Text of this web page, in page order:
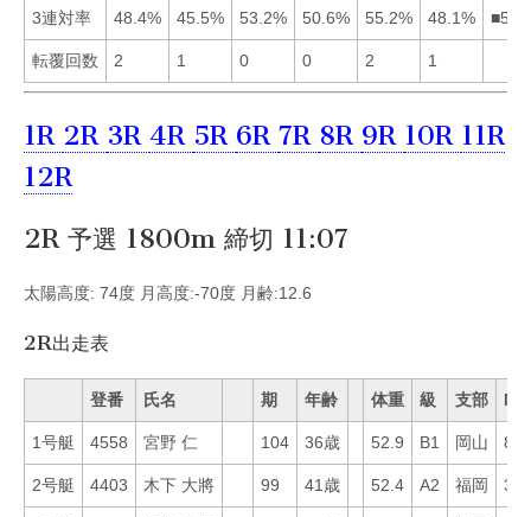
3連対率 48.4% 45.5% 53.2% 50.6% 55.2% 48.1%
転覆回数 2 1 0 0 2 1
1R 2R 3R 4R 5R 6R 7R 8R 9R 10R 11R
12R
2R 予選 1800m 締切 11:07
太陽高度: 74度 月高度:-70度 月齢:12.6
2R出走表
登番 氏名 期 年齢 体重 級 支部 Mo
1号艇 4558 宮野 仁 104 36歳 52.9 B1 岡山 8
2号艇 4403 木下 大將 99 41歳 52.4 A2 福岡 30